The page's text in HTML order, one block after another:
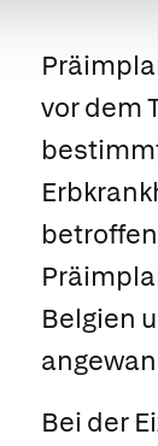
vor dem
Belgien
Bei der